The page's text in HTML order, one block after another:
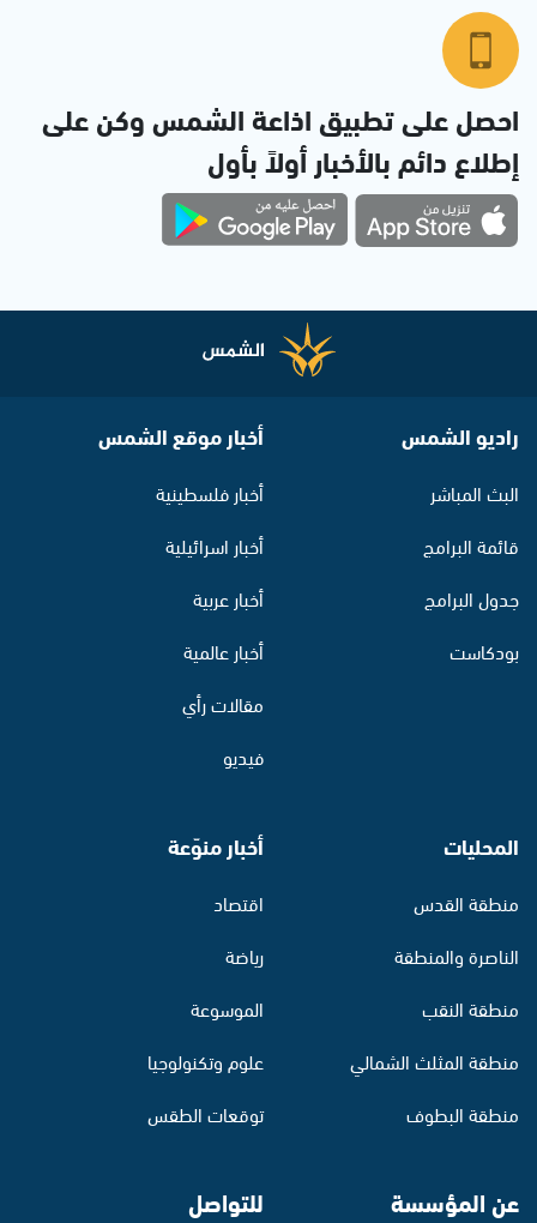
احصل على تطبيق اذاعة الشمس وكن على
إطلاع دائم بالأخبار أولاً بأول
راديو الشمس
البث المباشر
قائمة البرامج
جدول البرامج
بودكاست
أخبار موقع الشمس
أخبار فلسطينية
أخبار اسرائيلية
أخبار عربية
أخبار عالمية
مقالات رأي
فيديو
المحليات
منطقة القدس
الناصرة والمنطقة
منطقة النقب
منطقة المثلث الشمالي
منطقة البطوف
أخبار منوّعة
اقتصاد
رياضة
الموسوعة
علوم وتكنولوجيا
توقعات الطقس
عن المؤسسة للتواصل